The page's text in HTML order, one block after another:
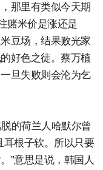
那里有类似今天期
赌米价是涨还是
豆场，结果败光家
好色之徒。蔡万植
旦失败则会沦为乞
的荷兰人哈默尔曾
耳根子软。所以只要
”意思是说，韩国人